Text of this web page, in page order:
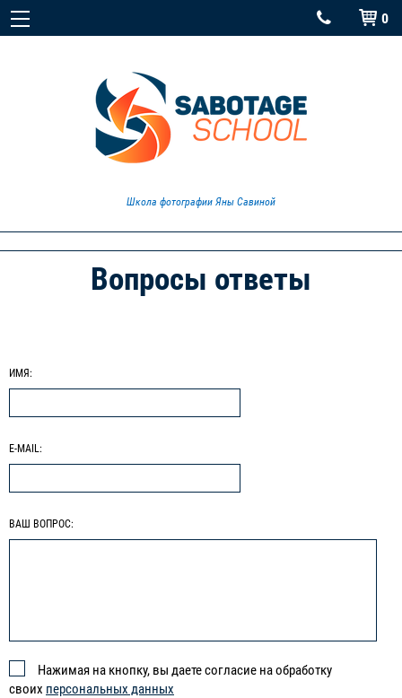
  0
Школа фотографии Яны Савиной
Вопросы ответы
ИМЯ:
E-MAIL:
ВАШ ВОПРОС:
Нажимая на кнопку, вы даете согласие на обработку
своих персональных данных